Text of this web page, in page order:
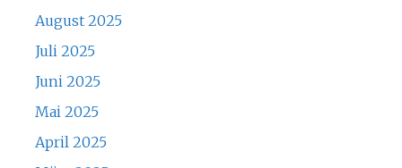
August 2025
Juli 2025
Juni 2025
Mai 2025
April 2025